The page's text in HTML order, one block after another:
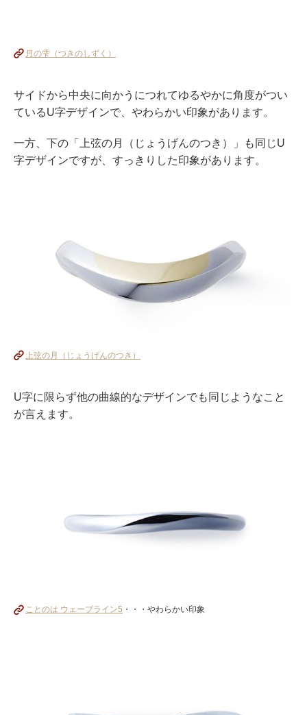
月の雫（つきのしずく）
サイドから中央に向かうにつれてゆるやかに角度がつい
ているU字デザインで、やわらかい印象があります。
一方、下の「上弦の月（じょうげんのつき）」も同じU
字デザインですが、すっきりした印象があります。
上弦の月（じょうげんのつき）
U字に限らず他の曲線的なデザインでも同じようなこと
が言えます。
ことのは ウェーブライン5 ・・・やわらかい印象